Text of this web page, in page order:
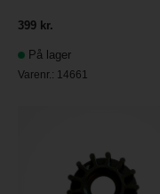
399 kr.
På lager
Varenr.: 14661